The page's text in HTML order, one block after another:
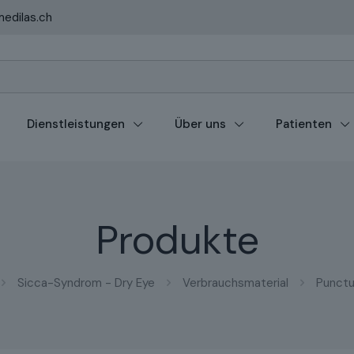
Dienstleistungen Über uns Patienten
Produkte
Sicca-Syndrom - Dry Eye Verbrauchsmaterial